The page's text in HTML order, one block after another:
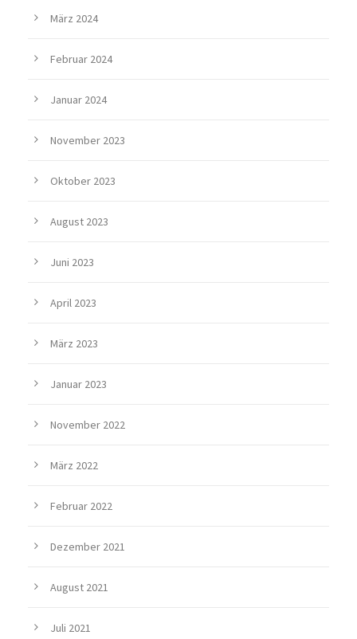
März 2024
Februar 2024
Januar 2024
November 2023
Oktober 2023
August 2023
Juni 2023
April 2023
März 2023
Januar 2023
November 2022
März 2022
Februar 2022
Dezember 2021
August 2021
Juli 2021